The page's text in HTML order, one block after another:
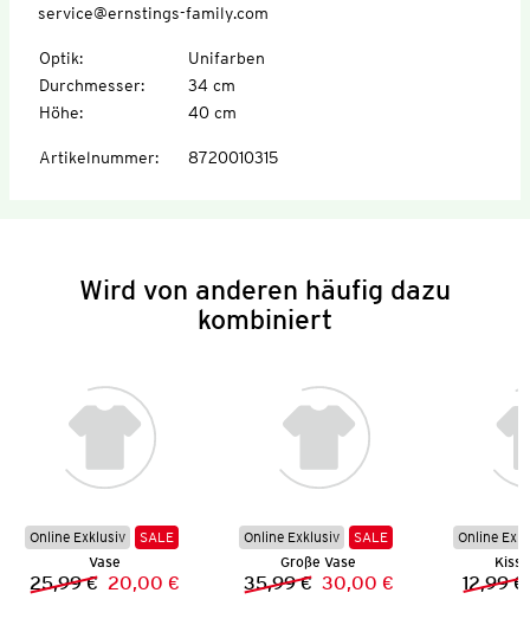
service@ernstings-family.com
Optik:
Unifarben
Durchmesser:
34 cm
Höhe: 40 cm
Artikelnummer: 8720010315
Wird von anderen häufig dazu
kombiniert
Online Exklusiv
SALE
Vase
Vorheriger Preis:
25,99 € Neuer Preis:
20,00 €
Online Exklusiv
SALE
Große Vase
Vorheriger Preis:
35,99 € Neuer Preis:
30,00 €
Online
12,99 €